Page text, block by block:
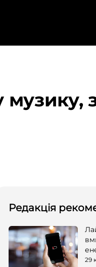
музику,
Редакція
29